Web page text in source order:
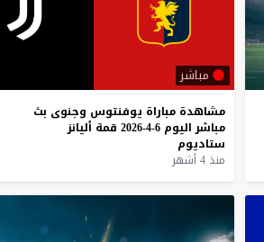
مباشر
مشاهدة مباراة يوفنتوس وجنوى بث
مباشر اليوم 6-4-2026 قمة أليانز
ستاديوم
منذ 4 أشهر